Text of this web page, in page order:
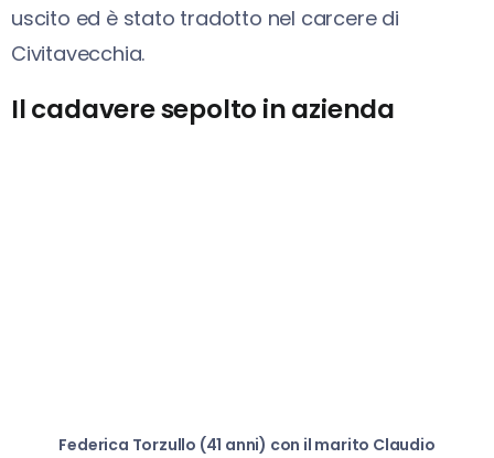
uscito ed è stato tradotto nel carcere di
Civitavecchia.
Il cadavere sepolto in azienda
Federica Torzullo (41 anni) con il marito Claudio